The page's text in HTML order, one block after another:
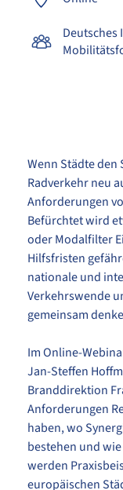
Wenn Städte
Radverkehr neu
Anforderungen
Befürchtet wird
oder Modalfilter
Hilfsfristen
nationale und
Verkehrswende
gemeinsam
Im Online-
Jan-Steffen
Branddirektion
Anforderungen
haben, wo
bestehen und
werden
europäischen